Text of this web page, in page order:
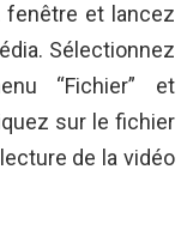
fenêtre et lancez
Sélectionnez
“Fichier” et
sur le fichier
de la vidéo